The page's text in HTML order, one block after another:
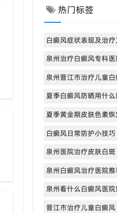
热门标签
白癜风症状表现及治
泉州治疗白癜风专科医
泉州晋江市治疗儿童
夏季白癜风防晒用什
夏季黄金期皮肤色素
白癜风日常防护小技巧
泉州医院治疗皮肤白斑
泉州白癜风治疗医院
泉州看什么白癜风医院
晋江市治疗儿童白癜风